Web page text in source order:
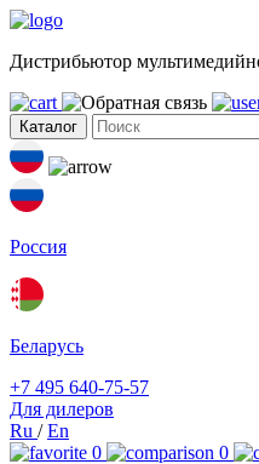
Дистрибьютор
Каталог
Россия
Беларусь
+7 495 640-75-57
Для дилеров
Ru /En
0
0